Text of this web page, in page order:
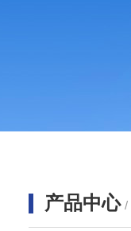
产品中心 /